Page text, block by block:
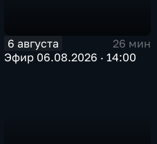
6 августа
26 мин
Эфир 06.08.2026 · 14:00